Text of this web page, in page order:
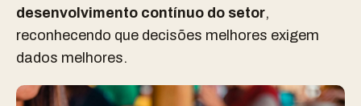
desenvolvimento contínuo do setor,
reconhecendo que decisões melhores exigem
dados melhores.